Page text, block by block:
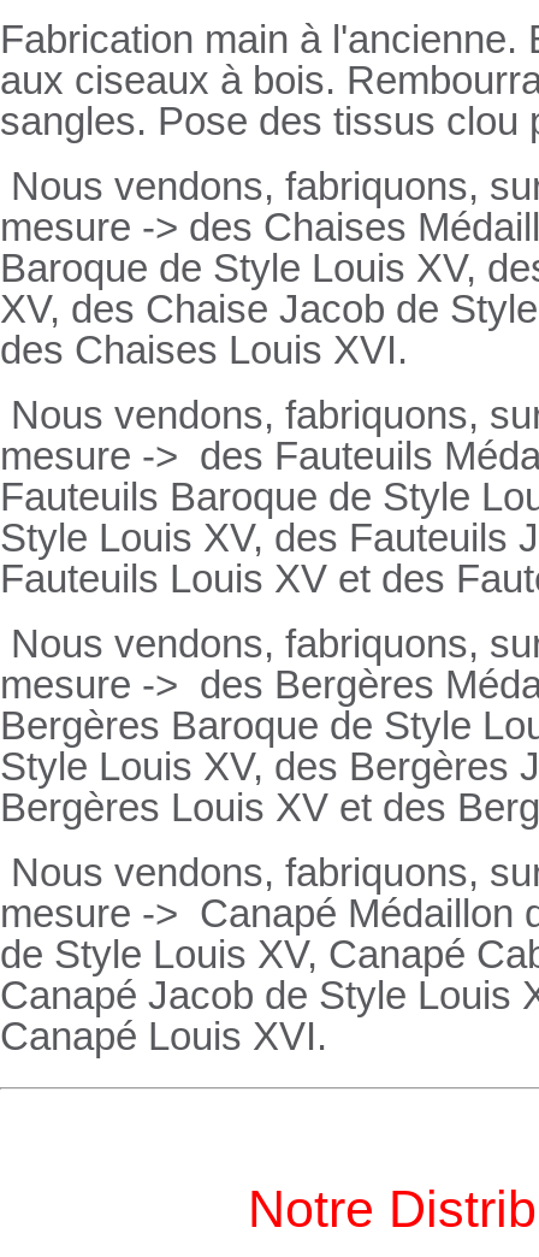
Fabrication main à
aux ciseaux à bois.
sangles. Pose des tissus clou
Nous vendons, fabriquons,
mesure -> des Chaises
Baroque de Style Louis XV,
XV, des Chaise Jacob de
des Chaises Louis XVI.
Nous vendons, fabriquons,
mesure -> des Fauteuils
Fauteuils Baroque de Style
Style Louis XV, des Fauteuils
Fauteuils Louis XV et des
Nous vendons, fabriquons,
mesure -> des Bergères
Bergères Baroque de Style
Style Louis XV, des Bergères
Bergères Louis XV et des
Nous vendons, fabriquons,
mesure -> Canapé Médaillon
de Style Louis XV, Canapé
Canapé Jacob de Style Louis
Canapé Louis XVI.
Notre